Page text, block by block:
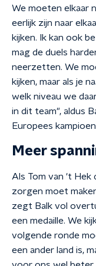
We moeten elkaar
eerlijk zijn naar
kijken. Ik kan ook
mag de duels
neerzetten. We
kijken, maar als je
welk niveau we
in dit team", aldus
Europees
Meer
Als Tom van 't Hek
zorgen moet
zegt Balk vol
een medaille. We
volgende ronde
een ander land is,